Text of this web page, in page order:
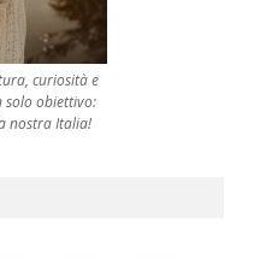
curiosità e
solo obiettivo:
nostra Italia!